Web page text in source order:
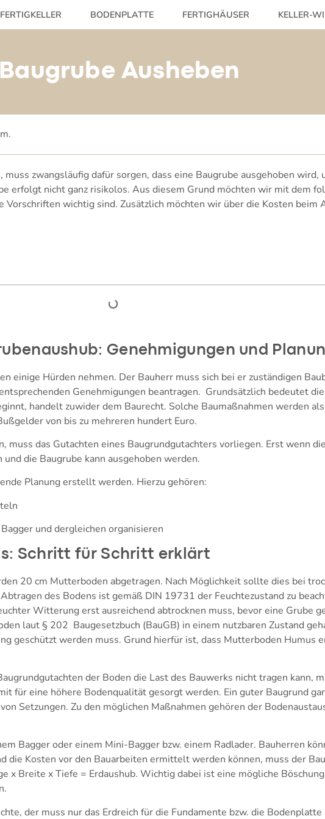
FERTIGKELLER BODENPLATTE FERTIGHÄUSER KELLER-
Baugrube Ausheben
zwangsläufig dafür sorgen, dass eine Baugrube ausgehoben wird,
erfolgt nicht ganz risikolos. Aus diesem Grund möchten wir mit dem
Vorschriften wichtig sind. Zusätzlich möchten wir über die Kosten beim
Genehmigungen und
einige Hürden nehmen. Der Bauherr muss sich bei er zuständigen
Genehmigungen beantragen. Grundsätzlich bedeutet
handelt zuwider dem Baurecht. Solche Baumaßnahmen werden als
von bis zu mehreren hundert Euro.
muss das Gutachten eines Baugrundgutachters vorliegen. Erst wenn
die Baugrube kann ausgehoben werden.
Planung erstellt werden. Hierzu gehören:
und dergleichen organisieren
Schritt für Schritt erklärt
20 cm Mutterboden abgetragen. Nach Möglichkeit sollte dies bei
des Bodens ist gemäß DIN 19731 der Feuchtezustand zu
Witterung erst ausreichend abtrocknen muss, bevor eine Grube
laut § 202 Baugesetzbuch (BauGB) in einem nutzbaren Zustand
geschützt werden muss. Grund hierfür ist, dass Mutterboden Humus
der Boden die Last des Bauwerks nicht tragen kann,
für eine höhere Bodenqualität gesorgt werden. Ein guter Baugrund
Setzungen. Zu den möglichen Maßnahmen gehören der
Bagger oder einem Mini-Bagger bzw. einem Radlader. Bauherren
die Kosten vor den Bauarbeiten ermittelt werden können, muss der
x Breite x Tiefe = Erdaushub. Wichtig dabei ist eine mögliche
der muss nur das Erdreich für die Fundamente bzw. die